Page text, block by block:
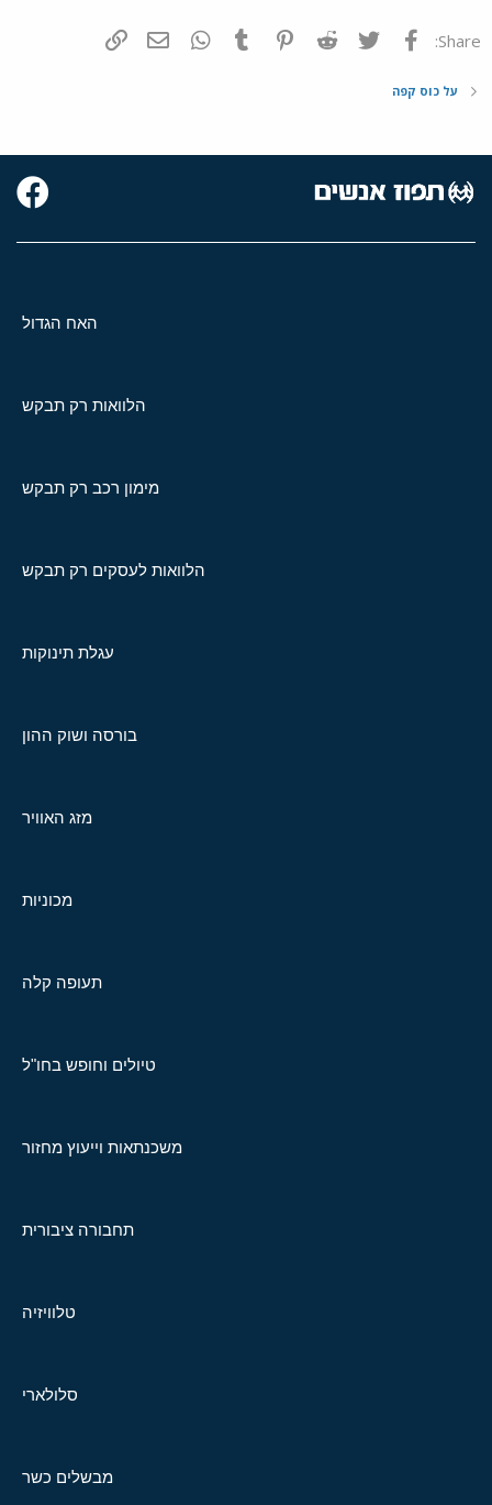
Share: פייסבוק Twitter
Reddit
Pinterest
Tumblr
WhatsAppדואר אלקטרוני
על כוס קפה
האח הגדול
הלוואות רק תבקש
מימון רכב רק תבקש
הלוואות לעסקים רק תבקש
עגלת תינוקות
בורסה ושוק ההון
מזג האוויר
מכוניות
תעופה קלה
טיולים וחופש בחו"ל
משכנתאות וייעוץ מחזור
תחבורה ציבורית
טלוויזיה
סלולארי
מבשלים כשר